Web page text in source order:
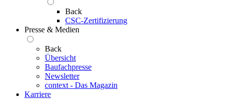
Back
CSC-Zertifizierung
Presse & Medien
Back
Übersicht
Baufachpresse
Newsletter
context - Das Magazin
Karriere